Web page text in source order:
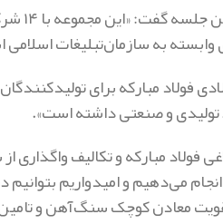
برپایه‌ی
ورق‌های فولادی فولاد مبارکه برای
تولیدی و صنعتی داشته است».
فولاد مبارکه و تکالیف واگذاری
می‌دهیم و امیدواریم بتوانیم
معادن کوچک سنگ‌آهن و